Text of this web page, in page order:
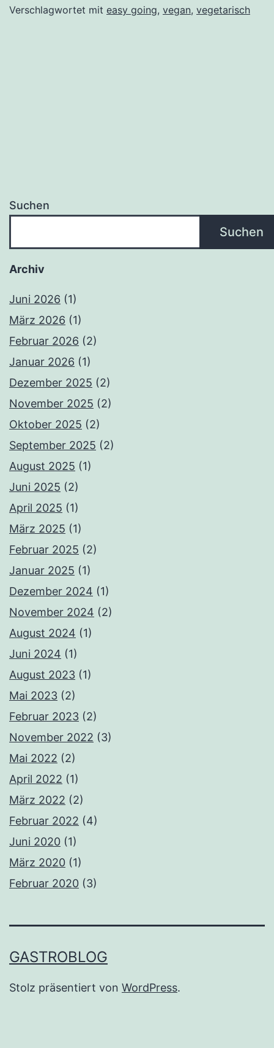
Verschlagwortet mit easy going, vegan, vegetarisch
Suchen
Suchen
Archiv
Juni 2026 (1)
März 2026 (1)
Februar 2026 (2)
Januar 2026 (1)
Dezember 2025 (2)
November 2025 (2)
Oktober 2025 (2)
September 2025 (2)
August 2025 (1)
Juni 2025 (2)
April 2025 (1)
März 2025 (1)
Februar 2025 (2)
Januar 2025 (1)
Dezember 2024 (1)
November 2024 (2)
August 2024 (1)
Juni 2024 (1)
August 2023 (1)
Mai 2023 (2)
Februar 2023 (2)
November 2022 (3)
Mai 2022 (2)
April 2022 (1)
März 2022 (2)
Februar 2022 (4)
Juni 2020 (1)
März 2020 (1)
Februar 2020 (3)
GASTROBLOG
Stolz präsentiert von WordPress.